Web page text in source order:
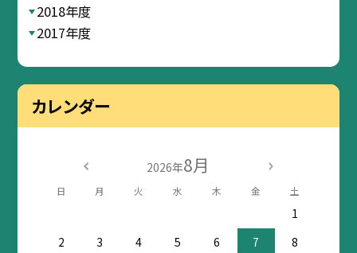
2018年度
2017年度
カレンダー
2026年8月
日 月 火 水 木 金 土
1
2
3 4 5 6 7
8